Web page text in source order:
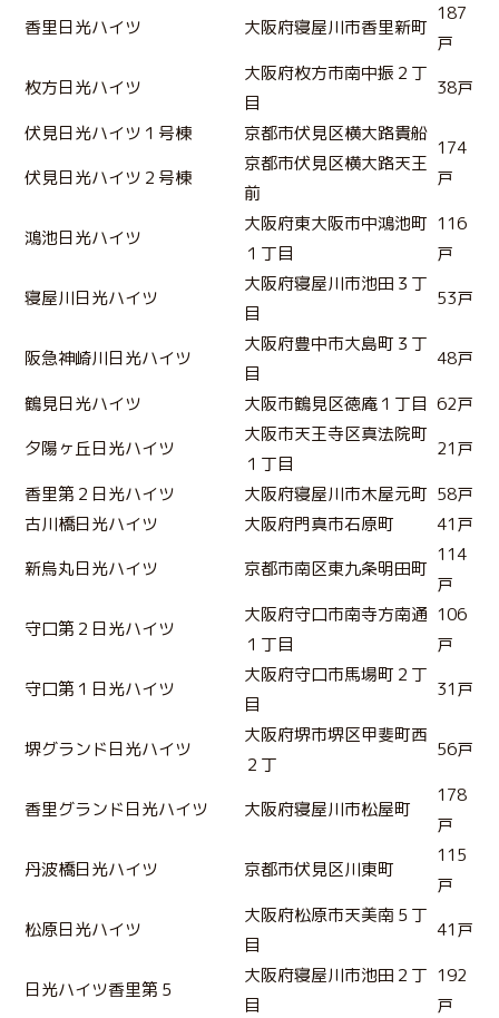
香里日光ハイツ
大阪府寝屋川市香里新町
187
戸
枚方日光ハイツ
大阪府枚方市南中振２丁
目
38戸
伏見日光ハイツ１号棟
京都市伏見区横大路貴船
174
戸
伏見日光ハイツ２号棟
京都市伏見区横大路天王
前
鴻池日光ハイツ
大阪府東大阪市中鴻池町
１丁目
116
戸
寝屋川日光ハイツ
大阪府寝屋川市池田３丁
目
53戸
阪急神崎川日光ハイツ
大阪府豊中市大島町３丁
目
48戸
鶴見日光ハイツ
大阪市鶴見区徳庵１丁目 62戸
夕陽ヶ丘日光ハイツ
大阪市天王寺区真法院町
１丁目
21戸
香里第２日光ハイツ
大阪府寝屋川市木屋元町 58戸
古川橋日光ハイツ
大阪府門真市石原町
41戸
新烏丸日光ハイツ
京都市南区東九条明田町
114
戸
守口第２日光ハイツ
大阪府守口市南寺方南通
１丁目
106
戸
守口第１日光ハイツ
大阪府守口市馬場町２丁
目
31戸
堺グランド日光ハイツ
大阪府堺市堺区甲斐町西
２丁
56戸
香里グランド日光ハイツ 大阪府寝屋川市松屋町
178
戸
丹波橋日光ハイツ
京都市伏見区川東町
115
戸
松原日光ハイツ
大阪府松原市天美南５丁
目
41戸
日光ハイツ香里第５
大阪府寝屋川市池田２丁
目
192
戸